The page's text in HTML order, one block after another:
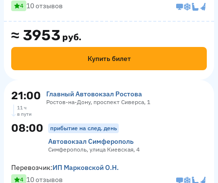
≈ 3953 руб.
Купить билет
4 10 отзывов
21:00 Главный Автовокзал Ростова
Ростов-на-Дону, проспект Сиверса, 1
11 ч
в пути
08:00 прибытие на след. день
Автовокзал Симферополь
Симферополь, улица Киевская, 4
Перевозчик:ИП Марковской О.Н.
4 10 отзывов